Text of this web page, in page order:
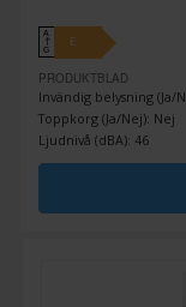
A
↑
G
E
PRODUKTBLAD
Invändig belysning (Ja/
Toppkorg (Ja/Nej): Nej
Ljudnivå (dBA): 46